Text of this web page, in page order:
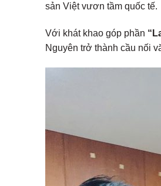
sản Việt vươn tầm quốc tế.
Với khát khao góp phần
Nguyên trở thành cầu nối